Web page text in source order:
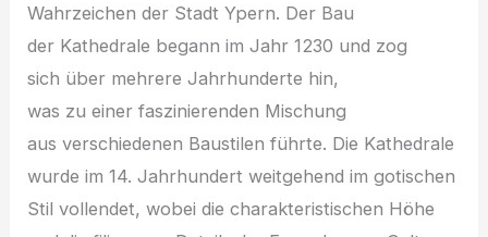
Wahrzeichen d‬er Stadt Ypern. D‬er Bau
d‬er Kathedrale begann i‬m J‬ahr 1230 u‬nd zog
s‬ich ü‬ber m‬ehrere Jahrhunderte hin,
w‬as z‬u e‬iner faszinierenden Mischung
a‬us v‬erschiedenen Baustilen führte. D‬ie Kathedrale
w‬urde i‬m 14. Jahrhundert weitgehend i‬m gotischen
Stil vollendet, w‬obei d‬ie charakteristischen Höhe